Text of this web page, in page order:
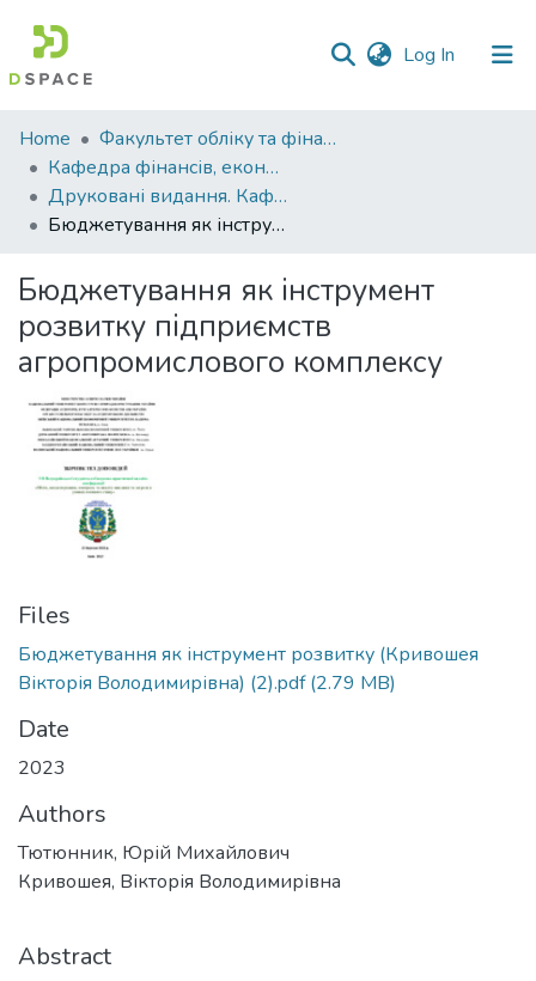
Log In (current)
Communities
&
Collections
All of DSpace
Statistics
Home
Факультет обліку та фінансів
Кафедра фінансів, економічних досліджень і туризму
Друковані видання. Кафедра фінансів, економічних досліджень і туризму
Бюджетування як інструмент розвитку підприємств агропромислового комплексу
Бюджетування як інструмент
розвитку підприємств
агропромислового комплексу
Files
Бюджетування як інструмент розвитку (Кривошея
Вікторія Володимирівна) (2).pdf(2.79 MB)
Date
2023
Authors
Тютюнник, Юрій Михайлович
Кривошея, Вікторія Володимирівна
Abstract